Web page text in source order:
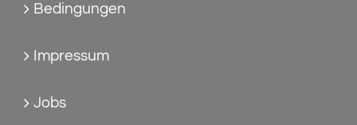
Bedingungen
Impressum
Jobs